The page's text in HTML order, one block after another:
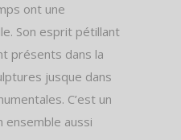
ont une
Son esprit pétillant
présents dans la
jusque dans
C’est un
ensemble aussi